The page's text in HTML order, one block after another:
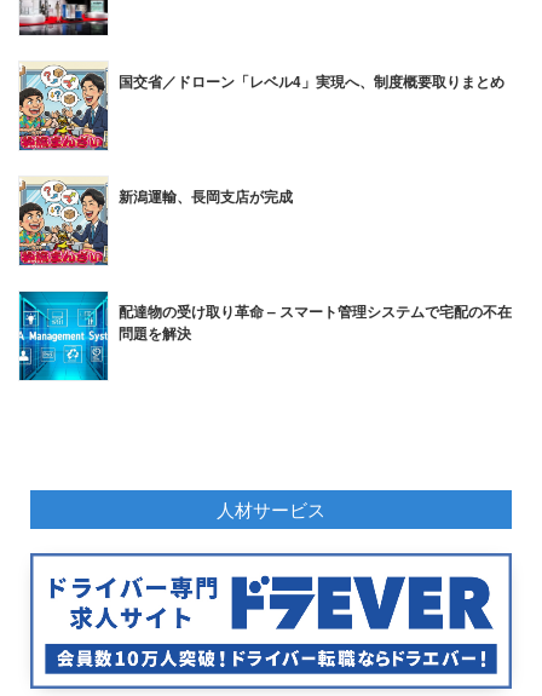
国交省／ドローン「レベル4」実現へ、制度概要取りまとめ
新潟運輸、長岡支店が完成
配達物の受け取り革命 – スマート管理システムで宅配の不在
問題を解決
人材サービス